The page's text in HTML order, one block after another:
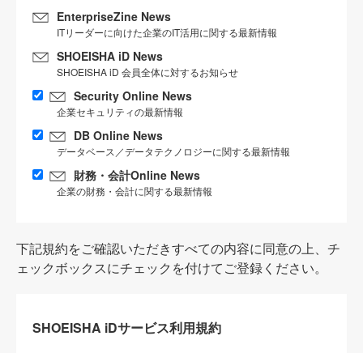
EnterpriseZine News
ITリーダーに向けた企業のIT活用に関する最新情報
SHOEISHA iD News
SHOEISHA iD 会員全体に対するお知らせ
Security Online News
企業セキュリティの最新情報
DB Online News
データベース／データテクノロジーに関する最新情報
財務・会計Online News
企業の財務・会計に関する最新情報
下記規約をご確認いただきすべての内容に同意の上、チ
ェックボックスにチェックを付けてご登録ください。
SHOEISHA iDサービス利用規約